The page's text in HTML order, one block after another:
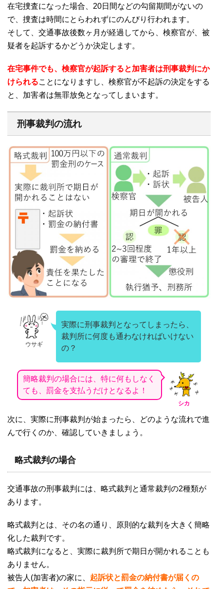
在宅捜査になった場合、 20日間などの勾留期間がないの
で、捜査は時間にとらわれずにのんびり行われます。
そして、交通事故後数ヶ月が経過してから、検察官が、被
疑者を起訴するかどうか決定します。
在宅事件でも、検察官が起訴すると加害者は刑事裁判にか
けられることになりますし、検察官が不起訴の決定をする
と、加害者は無罪放免となってしまいます。
刑事裁判の流れ
ウサギ
実際に刑事裁判となってしまったら、
裁判所に何度も通わなければいけない
の？
シカ
簡略裁判の場合には、特に何もしなく
ても、罰金を支払うだけとなるよ！
次に、実際に刑事裁判が始まったら、どのような流れで進
んで行くのか、確認していきましょう。
略式裁判の場合
交通事故の刑事裁判には、略式裁判と通常裁判の2種類が
あります。
略式裁判とは、その名の通り、原則的な裁判を大きく簡略
化した裁判です。
略式裁判になると、実際に裁判所で期日が開かれることも
ありません。
被告人 (加害者)の家に、 起訴状と罰金の納付書が届くの